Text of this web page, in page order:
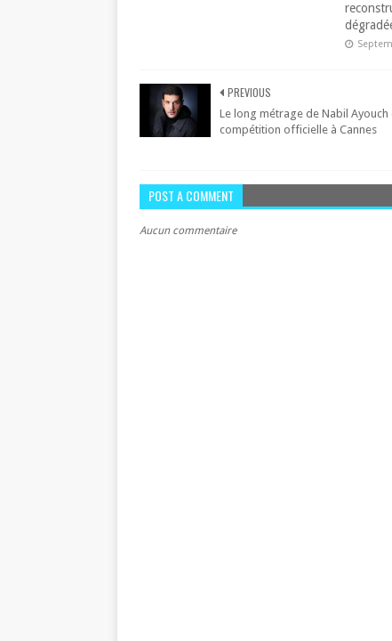
PREVIOUS
Le long métrage de Nabil Ayouch
compétition officielle à Cannes
POST A COMMENT
Aucun commentaire